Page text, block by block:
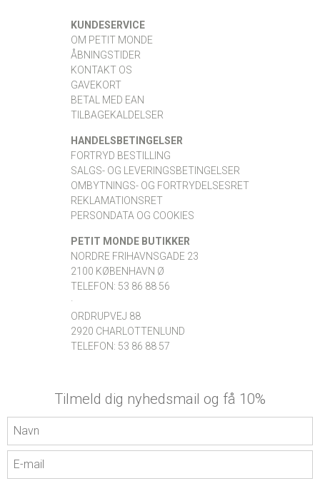
KUNDESERVICE
OM PETIT MONDE
ÅBNINGSTIDER
KONTAKT OS
GAVEKORT
BETAL MED EAN
TILBAGEKALDELSER
HANDELSBETINGELSER
FORTRYD BESTILLING
SALGS- OG LEVERINGSBETINGELSER
OMBYTNINGS- OG FORTRYDELSESRET
REKLAMATIONSRET
PERSONDATA OG COOKIES
PETIT MONDE BUTIKKER
NORDRE FRIHAVNSGADE 23
2100 KØBENHAVN Ø
TELEFON: 53 86 88 56
·
ORDRUPVEJ 88
2920 CHARLOTTENLUND
TELEFON: 53 86 88 57
Tilmeld dig nyhedsmail og få 10%